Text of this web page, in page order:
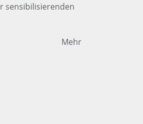
sensibilisierenden
Mehr